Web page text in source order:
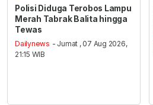
Polisi Diduga Terobos Lampu
Merah Tabrak Balita hingga
Tewas
Dailynews - Jumat , 07 Aug 2026,
21:15 WIB